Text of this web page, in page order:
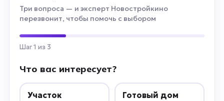
Три вопроса — и эксперт Новостройкино
перезвонит, чтобы помочь с выбором
Шаг 1 из 3
Что вас интересует?
Участок Готовый дом